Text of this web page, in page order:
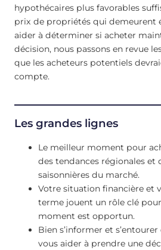
hypothécaires plus favorables
prix de propriétés qui demeurent
aider à déterminer si acheter
décision, nous passons en revue
que les acheteurs potentiels
compte.
Les grandes lignes
Le meilleur moment pour
des tendances régionales et
saisonnières du marché.
Votre situation financière et
terme jouent un rôle clé
moment est opportun.
Bien s’informer et
vous aider à prendre une